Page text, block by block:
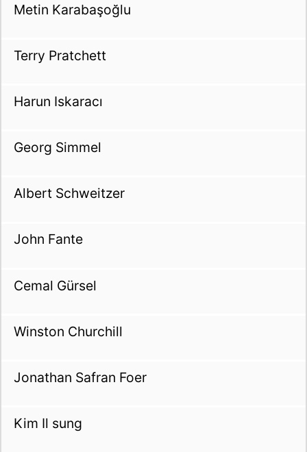
Metin Karabaşoğlu
Terry Pratchett
Harun Iskaracı
Georg Simmel
Albert Schweitzer
John Fante
Cemal Gürsel
Winston Churchill
Jonathan Safran Foer
Kim Il sung